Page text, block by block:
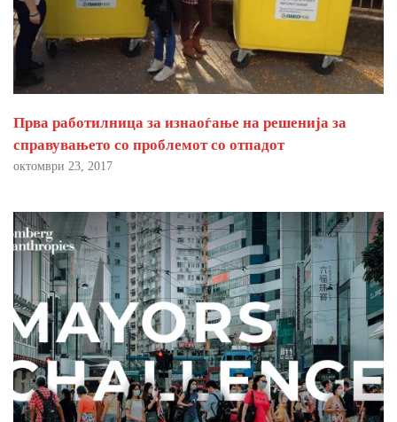
Прва работилница за изнаоѓање на решенија за
справувањето со проблемот со отпадот
октомври 23, 2017